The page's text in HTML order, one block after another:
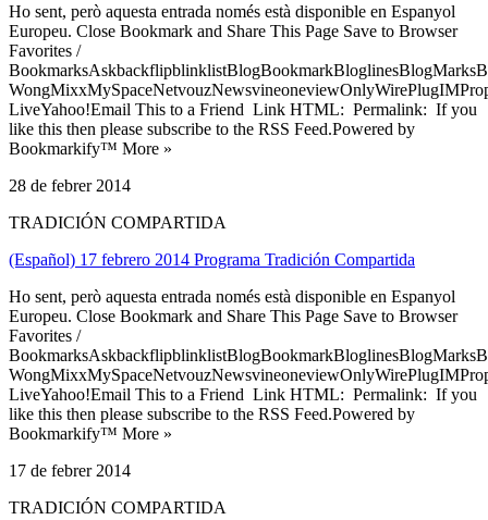
Ho sent, però aquesta entrada només està disponible en Espanyol
Europeu. Close Bookmark and Share This Page Save to Browser
Favorites /
LiveYahoo!Email This to a Friend Link HTML: Permalink: If you
like this then please subscribe to the RSS Feed.Powered by
Bookmarkify™ More »
28 de febrer 2014
TRADICIÓN COMPARTIDA
(Español) 17 febrero 2014 Programa Tradición Compartida
Ho sent, però aquesta entrada només està disponible en Espanyol
Europeu. Close Bookmark and Share This Page Save to Browser
Favorites /
LiveYahoo!Email This to a Friend Link HTML: Permalink: If you
like this then please subscribe to the RSS Feed.Powered by
Bookmarkify™ More »
17 de febrer 2014
TRADICIÓN COMPARTIDA